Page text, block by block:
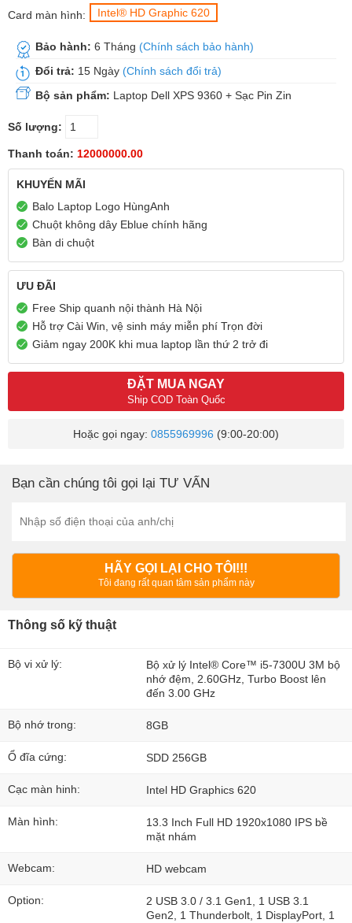
Card màn hình: Intel® HD Graphic 620
Bảo hành: 6 Tháng (Chính sách bảo hành)
Đổi trả: 15 Ngày (Chính sách đổi trả)
Bộ sản phẩm: Laptop Dell XPS 9360 + Sạc Pin Zin
Số lượng:
Thanh toán: 12000000.00
KHUYẾN MÃI
Balo Laptop Logo HùngAnh
Chuột không dây Eblue chính hãng
Bàn di chuột
ƯU ĐÃI
Free Ship quanh nội thành Hà Nội
Hỗ trợ Cài Win, vệ sinh máy miễn phí Trọn đời
Giảm ngay 200K khi mua laptop lần thứ 2 trở đi
ĐẶT MUA NGAY
Ship COD Toàn Quốc
Hoặc gọi ngay: 0855969996 (9:00-20:00)
Bạn cần chúng tôi gọi lại TƯ VẤN
HÃY GỌI LẠI CHO TÔI!!!
Tôi đang rất quan tâm sản phẩm này
Thông số kỹ thuật
Bộ vi xử lý:
Bộ xử lý Intel® Core™ i5-7300U 3M bộ
nhớ đệm, 2.60GHz, Turbo Boost lên
đến 3.00 GHz
Bộ nhớ trong: 8GB
Ổ đĩa cứng: SDD 256GB
Cạc màn hinh: Intel HD Graphics 620
Màn hình:
13.3 Inch Full HD 1920x1080 IPS bề
mặt nhám
Webcam: HD webcam
Option:
2 USB 3.0 / 3.1 Gen1, 1 USB 3.1
Gen2, 1 Thunderbolt, 1 DisplayPort, 1